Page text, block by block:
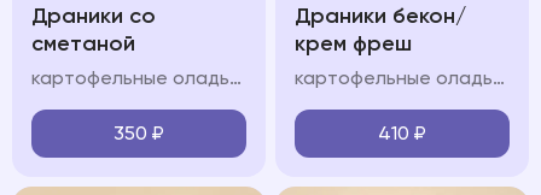
Драники со
сметаной
картофельные оладьи, сметанно-сливочный крем
350 ₽
Драники бекон/
крем фреш
картофельные оладьи, обжаренный бекон, сметанно-сливочный крем,, зелень, сметана
410 ₽